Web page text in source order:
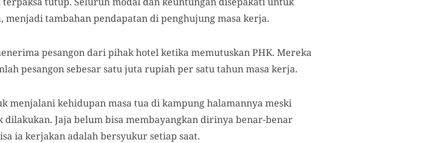
tambahan pendapatan di penghujung masa kerja.
pesangon dari pihak hotel ketika memutuskan PHK. Mereka
pesangon sebesar satu juta rupiah per satu tahun masa kerja.
menjalani kehidupan masa tua di kampung halamannya meski
dilakukan. Jaja belum bisa membayangkan dirinya benar-benar
ia kerjakan adalah bersyukur setiap saat.